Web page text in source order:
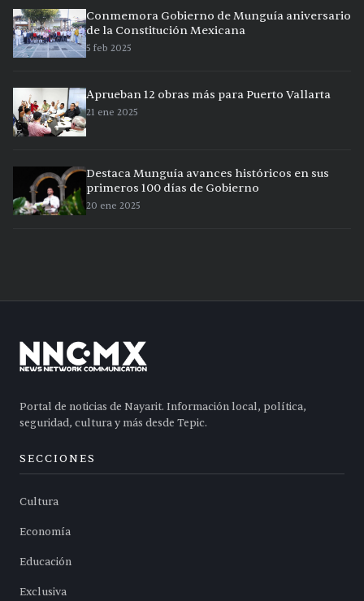
Conmemora Gobierno de Munguía aniversario
de la Constitución Mexicana
5 feb 2025
Aprueban 12 obras más para Puerto Vallarta
21 ene 2025
Destaca Munguía avances históricos en sus
primeros 100 días de Gobierno
20 ene 2025
Portal de noticias de Nayarit. Información local, política,
seguridad, cultura y más desde Tepic.
SECCIONES
Cultura
Economía
Educación
Exclusiva